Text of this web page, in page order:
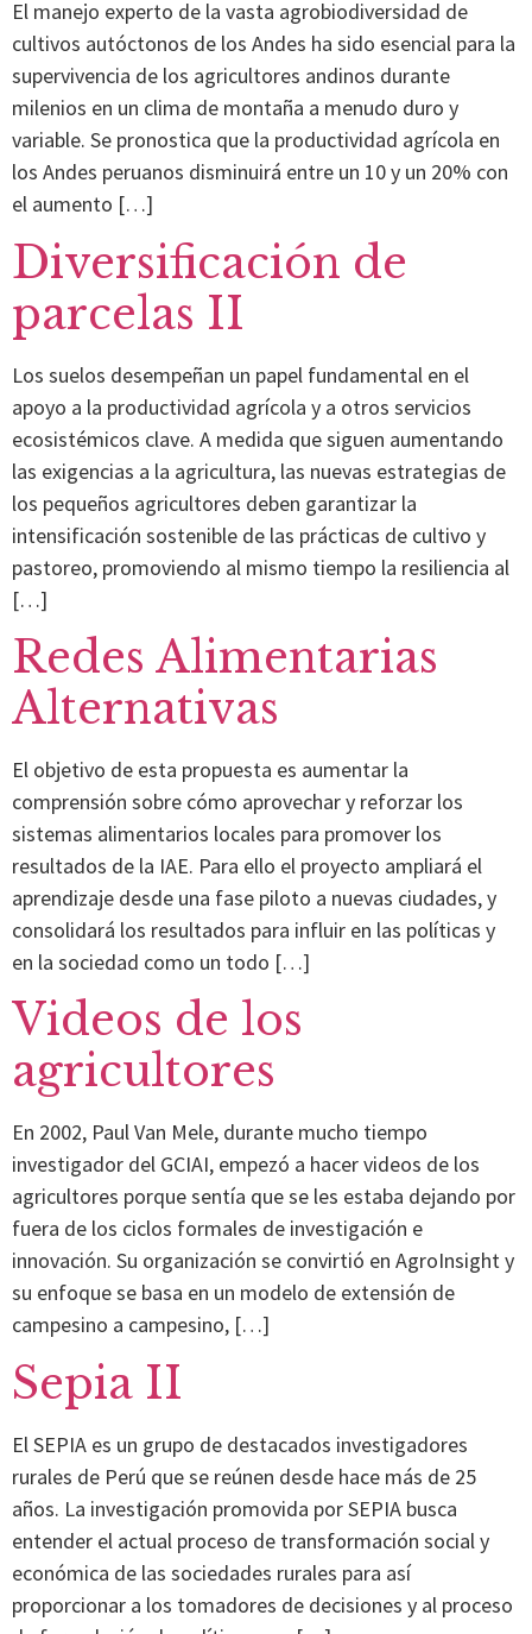
El manejo experto de la vasta agrobiodiversidad de
cultivos autóctonos de los Andes ha sido esencial para la
supervivencia de los agricultores andinos durante
milenios en un clima de montaña a menudo duro y
variable. Se pronostica que la productividad agrícola en
los Andes peruanos disminuirá entre un 10 y un 20% con
el aumento […]
Diversificación de
parcelas II
Los suelos desempeñan un papel fundamental en el
apoyo a la productividad agrícola y a otros servicios
ecosistémicos clave. A medida que siguen aumentando
las exigencias a la agricultura, las nuevas estrategias de
los pequeños agricultores deben garantizar la
intensificación sostenible de las prácticas de cultivo y
pastoreo, promoviendo al mismo tiempo la resiliencia al
[…]
Redes Alimentarias
Alternativas
El objetivo de esta propuesta es aumentar la
comprensión sobre cómo aprovechar y reforzar los
sistemas alimentarios locales para promover los
resultados de la IAE. Para ello el proyecto ampliará el
aprendizaje desde una fase piloto a nuevas ciudades, y
consolidará los resultados para influir en las políticas y
en la sociedad como un todo […]
Videos de los
agricultores
En 2002, Paul Van Mele, durante mucho tiempo
investigador del GCIAI, empezó a hacer videos de los
agricultores porque sentía que se les estaba dejando por
fuera de los ciclos formales de investigación e
innovación. Su organización se convirtió en AgroInsight y
su enfoque se basa en un modelo de extensión de
campesino a campesino, […]
Sepia II
El SEPIA es un grupo de destacados investigadores
rurales de Perú que se reúnen desde hace más de 25
años. La investigación promovida por SEPIA busca
entender el actual proceso de transformación social y
económica de las sociedades rurales para así
proporcionar a los tomadores de decisiones y al proceso